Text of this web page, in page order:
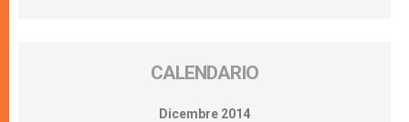
CALENDARIO
Dicembre 2014